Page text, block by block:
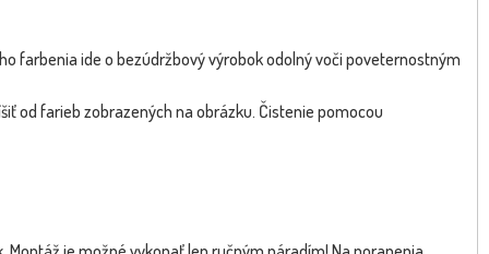
farbenia ide o bezúdržbový výrobok odolný voči poveternostným
od farieb zobrazených na obrázku. Čistenie pomocou